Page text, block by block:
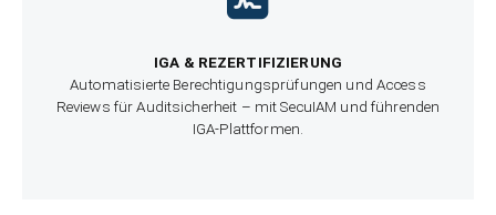
IGA & REZERTIFIZIERUNG
Automatisierte Berechtigungsprüfungen und Access
Reviews für Auditsicherheit – mit SecuIAM und führenden
IGA-Plattformen.